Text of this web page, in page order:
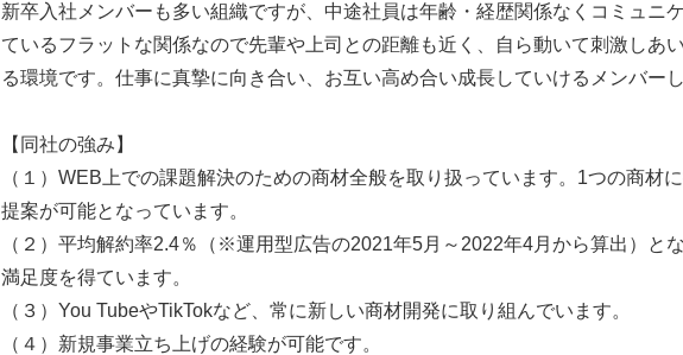
新卒入社メンバーも多い組織ですが、中途社員は年齢・経歴関係なくコミュニ
ているフラットな関係なので先輩や上司との距離も近く、自ら動いて刺激しあ
る環境です。仕事に真摯に向き合い、お互い高め合い成長していけるメンバーし
【同社の強み】
（１）WEB上での課題解決のための商材全般を取り扱っています。1つの商材
提案が可能となっています。
（２）平均解約率2.4％（※運用型広告の2021年5月～2022年4月から算出）と
満足度を得ています。
（３）You TubeやTikTokなど、常に新しい商材開発に取り組んでいます。
（４）新規事業立ち上げの経験が可能です。